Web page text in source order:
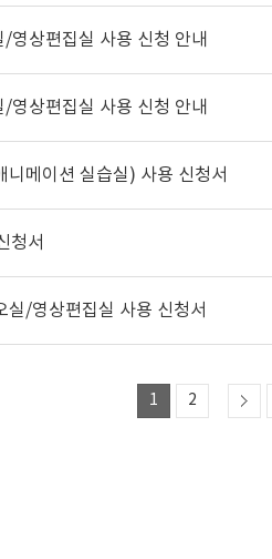
상편집실 사용 신청 안내
상편집실 사용 신청 안내
메이션 실습실) 사용 신청서
청서
/영상편집실 사용 신청서
1 2